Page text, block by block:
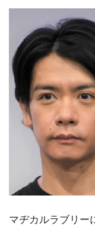
マヂカルラブリー